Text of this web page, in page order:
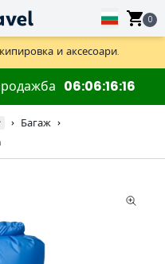
0
карти и декорации.
и аксесоари.
06061616
Багаж